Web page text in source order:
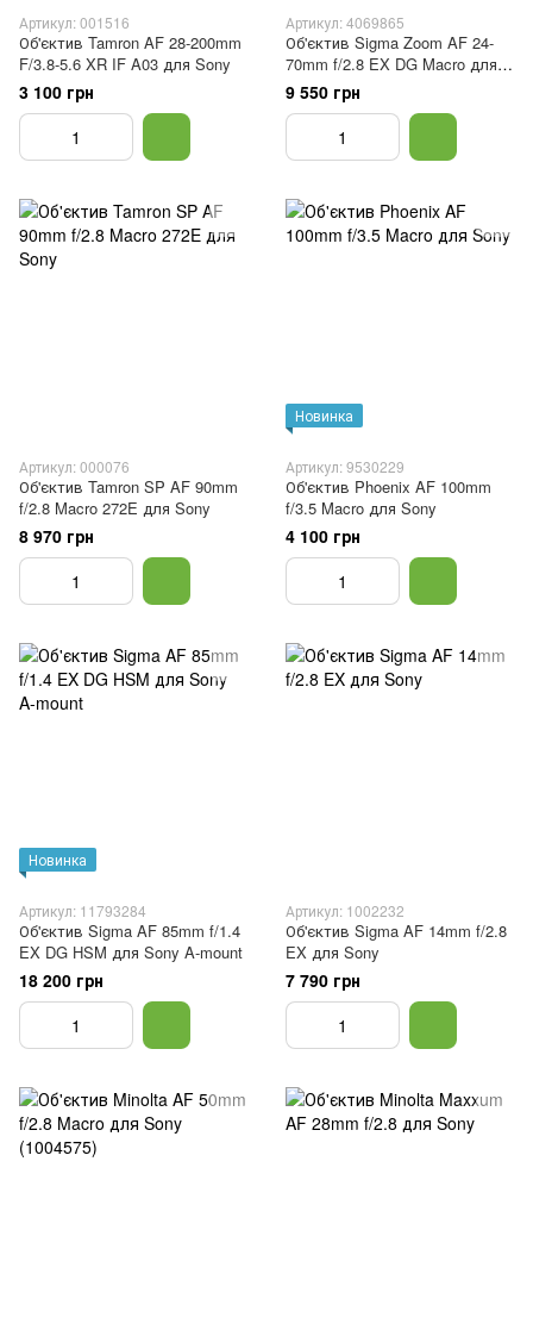
Артикул: 001516
Об'єктив Tamron AF 28-200mm
F/3.8-5.6 XR IF A03 для Sony
3 100 грн
Артикул: 4069865
Об'єктив Sigma Zoom AF 24-
70mm f/2.8 EX DG Macro для
Sony
9 550 грн
Артикул: 000076
Об'єктив Tamron SP AF 90mm
f/2.8 Macro 272E для Sony
8 970 грн
Новинка
Артикул: 9530229
Об'єктив Phoenix AF 100mm
f/3.5 Macro для Sony
4 100 грн
Новинка
Артикул: 11793284
Об'єктив Sigma AF 85mm f/1.4
EX DG HSM для Sony A-mount
18 200 грн
Артикул: 1002232
Об'єктив Sigma AF 14mm f/2.8
EX для Sony
7 790 грн